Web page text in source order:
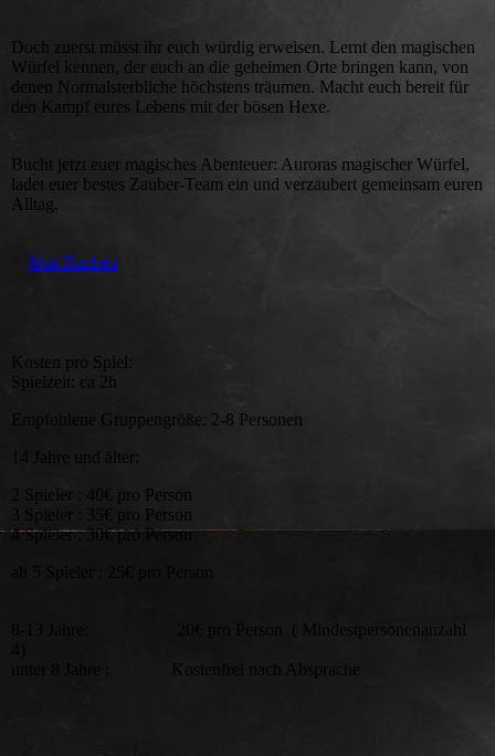
Doch zuerst müsst ihr euch würdig erweisen. Lernt den magischen
Würfel kennen, der euch an die geheimen Orte bringen kann, von
denen Normalsterbliche höchstens träumen. Macht euch bereit für
den Kampf eures Lebens mit der bösen Hexe.
Bucht jetzt euer magisches Abenteuer: Auroras magischer Würfel,
ladet euer bestes Zauber-Team ein und verzaubert gemeinsam euren
Alltag.
Jetzt Buchen
Kosten pro Spiel:
Spielzeit: ca 2h
Empfohlene Gruppengröße: 2-8 Personen
14 Jahre und älter:
2 Spieler : 40€ pro Person
3 Spieler : 35€ pro Person
4 Spieler : 30€ pro Person
8-13 Jahre: 20€ pro Person ( Mindestpersonenanzahl
unter 8 Jahre : Kostenfrei nach Absprache